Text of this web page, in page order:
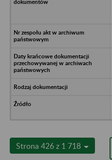
Strona 426 z 1 718